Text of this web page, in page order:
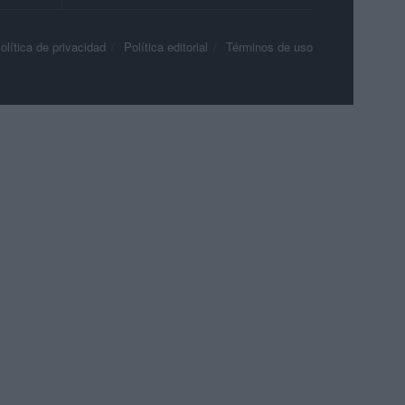
de privacidad Política editorial Términos de uso